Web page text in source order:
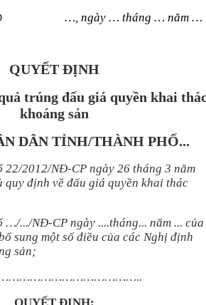
…, ngày … tháng … năm …
QUYẾT ĐỊNH
trúng đấu giá quyền khai
khoáng sản
DÂN TỈNH/THÀNH PHỐ...
22/2012/NĐ-CP ngày 26 tháng 3 năm
quy định về đấu giá quyền khai thác
…/.../NĐ-CP ngày ....tháng... năm ... của
sung một số điều của các Nghị định
sản;